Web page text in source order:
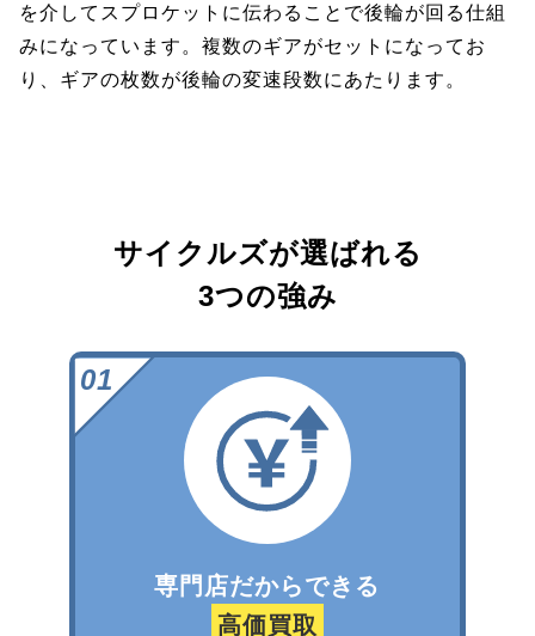
を介してスプロケットに伝わることで後輪が回る仕組
みになっています。複数のギアがセットになってお
り、ギアの枚数が後輪の変速段数にあたります。
サイクルズが選ばれる
3つの強み
専門店だからできる
高価買取